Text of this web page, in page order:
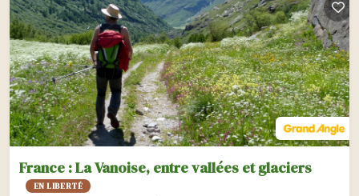
France : La Vanoise, entre vallées et glaciers
EN LIBERTÉ